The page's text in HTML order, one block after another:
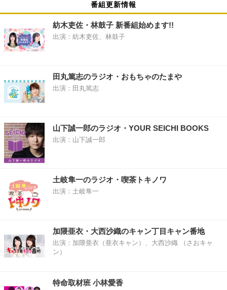
番組更新情報
紡木吏佐・林鼓子 新番組始めます!!
出演：紡木吏佐、林鼓子
田丸篤志のラジオ・おもちゃのたまや
出演：田丸篤志
山下誠一郎のラジオ・YOUR SEICHI BOOKS
出演：山下誠一郎
土岐隼一のラジオ・喫茶トキノワ
出演：土岐隼一
加隈亜衣・大西沙織のキャン丁目キャン番地
出演：加隈亜衣（亜衣キャン）、大西沙織 （さおキャ
ン）
特命取材班 小林愛香